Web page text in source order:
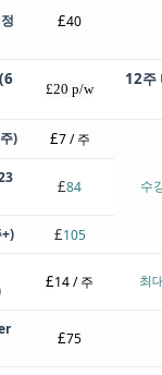
£40
£20 p/w
12주
) £7 / 주
수
£84
£105
£14 / 주 최
£75